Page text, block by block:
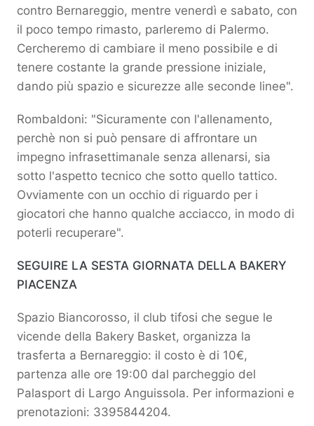
contro Bernareggio, mentre venerdì e sabato, con
il poco tempo rimasto, parleremo di Palermo.
Cercheremo di cambiare il meno possibile e di
tenere costante la grande pressione iniziale,
dando più spazio e sicurezze alle seconde linee".
Rombaldoni: "Sicuramente con l'allenamento,
perchè non si può pensare di affrontare un
impegno infrasettimanale senza allenarsi, sia
sotto l'aspetto tecnico che sotto quello tattico.
Ovviamente con un occhio di riguardo per i
giocatori che hanno qualche acciacco, in modo di
poterli recuperare".
SEGUIRE LA SESTA GIORNATA DELLA BAKERY
PIACENZA
Spazio Biancorosso, il club tifosi che segue le
vicende della Bakery Basket, organizza la
trasferta a Bernareggio: il costo è di 10€,
partenza alle ore 19:00 dal parcheggio del
Palasport di Largo Anguissola. Per informazioni e
prenotazioni: 3395844204.